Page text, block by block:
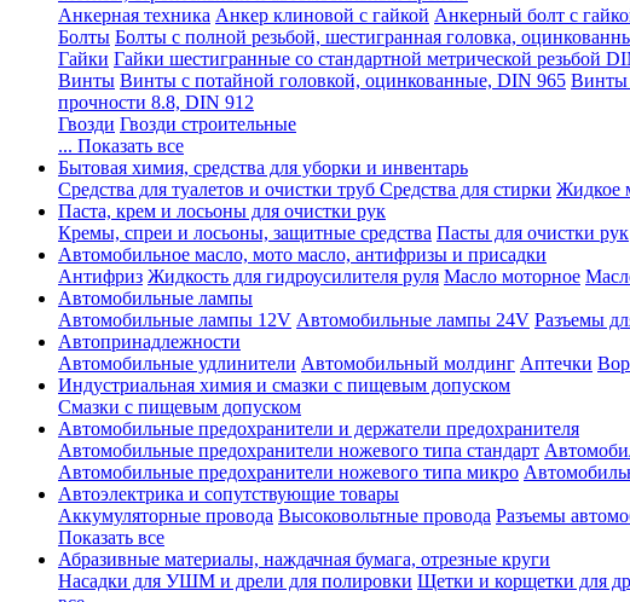
Анкерная техника Анкер клиновой с гайкой Анкерный болт с
Болты Болты с полной резьбой, шестигранная головка,
Гайки Гайки шестигранные со стандартной метрической резьбой
Винты Винты с потайной головкой, оцинкованные, DIN 965 Винты
прочности 8.8, DIN 912
Гвозди Гвозди строительные
... Показать все
Бытовая химия, средства для уборки и инвентарь
Средства для туалетов и очистки труб Средства для стирки Жидкое
Паста, крем и лосьоны для очистки рук
Кремы, спреи и лосьоны, защитные средства Пасты для очистки рук
Автомобильное масло, мото масло, антифризы и присадки
Антифриз Жидкость для гидроусилителя руля Масло моторное
Автомобильные лампы
Автомобильные лампы 12V Автомобильные лампы 24V Разъемы
Автопринадлежности
Автомобильные удлинители Автомобильный молдинг Аптечки
Индустриальная химия и смазки с пищевым допуском
Смазки с пищевым допуском
Автомобильные предохранители и держатели предохранителя
Автомобильные предохранители ножевого типа стандарт
Автомобильные предохранители ножевого типа микро
Автоэлектрика и сопутствующие товары
Аккумуляторные провода Высоковольтные провода Разъемы
Показать все
Абразивные материалы, наждачная бумага, отрезные круги
Насадки для УШМ и дрели для полировки Щетки и корщетки для